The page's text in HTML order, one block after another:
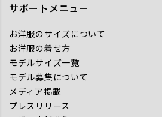
サポートメニュー
お洋服のサイズについて
お洋服の着せ方
モデルサイズ一覧
モデル募集について
メディア掲載
プレスリリース